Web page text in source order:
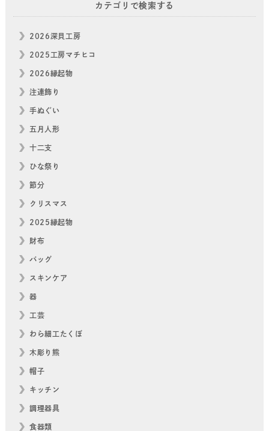
カテゴリで検索する
2026深貝工房
2025工房マチヒコ
2026縁起物
注連飾り
手ぬぐい
五月人形
十二支
ひな祭り
節分
クリスマス
2025縁起物
財布
バッグ
スキンケア
器
工芸
わら細工たくぼ
木彫り熊
帽子
キッチン
調理器具
食器類